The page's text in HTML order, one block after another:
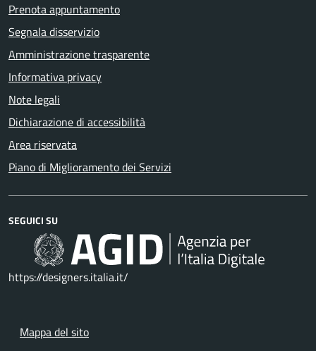
Prenota appuntamento
Segnala disservizio
Amministrazione trasparente
Informativa privacy
Note legali
Dichiarazione di accessibilità
Area riservata
Piano di Miglioramento dei Servizi
SEGUICI SU
https://designers.italia.it/
Mappa del sito